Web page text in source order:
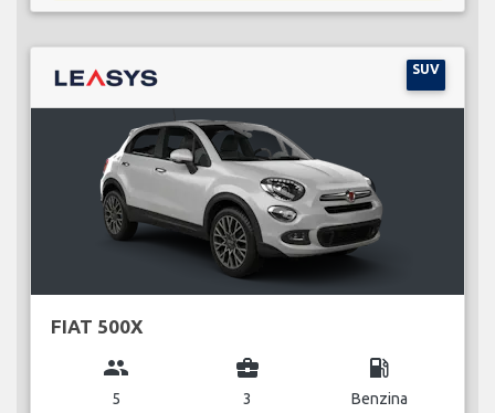
SUV
FIAT 500X
group
5
business_center
3
local_gas_station
Benzina